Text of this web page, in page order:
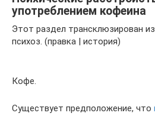
употреблением кофеина
Этот раздел трансклюзирован
психоз. (правка | история)
Кофе.
Существует предположение, что